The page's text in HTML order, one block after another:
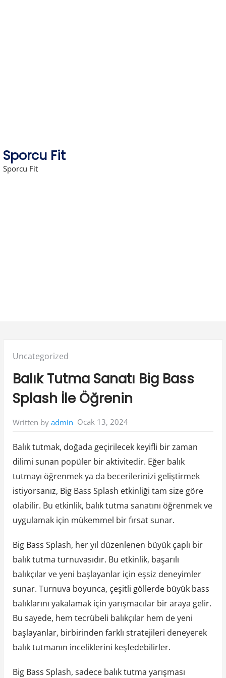
Sporcu Fit
Sporcu Fit
Posted
Uncategorized
Balık Tutma Sanatı Big Bass
Splash İle Öğrenin
Written by admin Ocak 13, 2024
Balık tutmak, doğada geçirilecek keyifli bir zaman
dilimi sunan popüler bir aktivitedir. Eğer balık
tutmayı öğrenmek ya da becerilerinizi geliştirmek
istiyorsanız, Big Bass Splash etkinliği tam size göre
olabilir. Bu etkinlik, balık tutma sanatını öğrenmek ve
uygulamak için mükemmel bir fırsat sunar.
Big Bass Splash, her yıl düzenlenen büyük çaplı bir
balık tutma turnuvasıdır. Bu etkinlik, başarılı
balıkçılar ve yeni başlayanlar için eşsiz deneyimler
sunar. Turnuva boyunca, çeşitli göllerde büyük bass
balıklarını yakalamak için yarışmacılar bir araya gelir.
Bu sayede, hem tecrübeli balıkçılar hem de yeni
başlayanlar, birbirinden farklı stratejileri deneyerek
balık tutmanın inceliklerini keşfedebilirler.
Big Bass Splash, sadece balık tutma yarışması